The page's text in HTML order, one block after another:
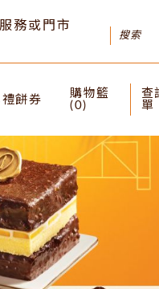
務或門市
餅券
購物籃
( 0)
查
單